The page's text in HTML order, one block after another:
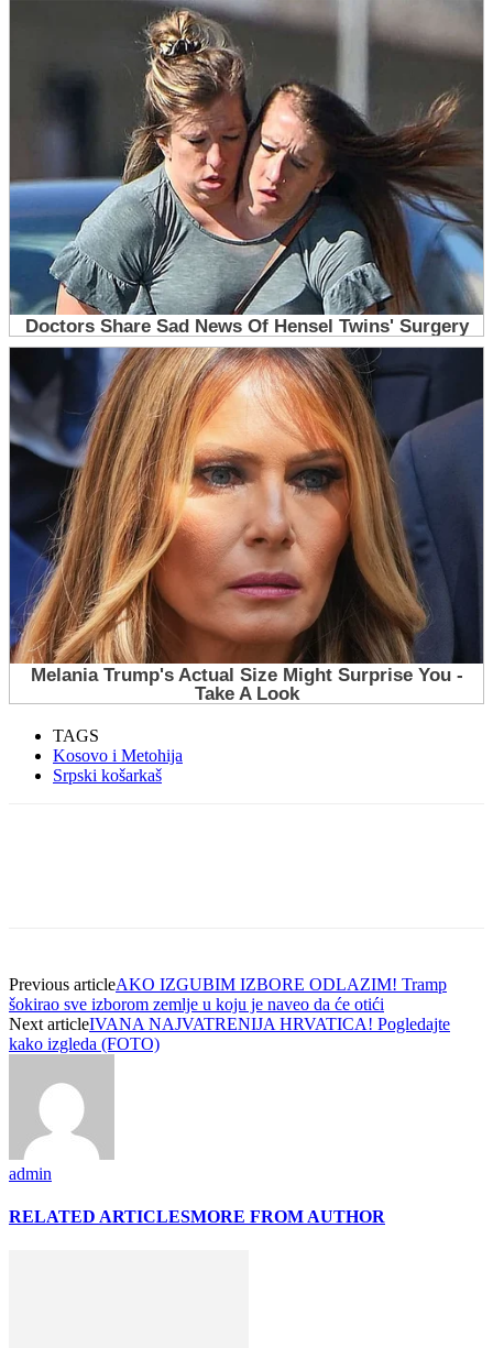
TAGS
Kosovo i Metohija
Srpski košarkaš
Previous articleAKO IZGUBIM IZBORE ODLAZIM! Tramp
šokirao sve izborom zemlje u koju je naveo da će otići
Next articleIVANA NAJVATRENIJA HRVATICA! Pogledajte
kako izgleda (FOTO)
admin
RELATED ARTICLESMORE FROM AUTHOR